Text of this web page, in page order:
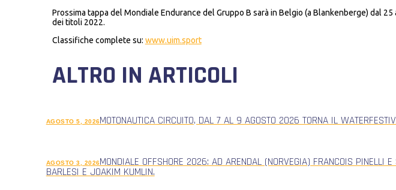
Prossima tappa del Mondiale Endurance del Gruppo B sarà in Belgio (a Blankenberge) dal
dei titoli 2022.
Classifiche complete su: www.uim.sport
ALTRO IN ARTICOLI
AGOSTO 5, 2026MOTONAUTICA CIRCUITO, DAL 7 AL 9 AGOSTO 2026 TORNA IL
AGOSTO 3, 2026MONDIALE OFFSHORE 2026: AD ARENDAL (NORVEGIA) FRANCOIS PINELLI
BARLESI E JOAKIM KUMLIN.